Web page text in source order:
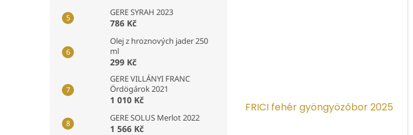
GERE SYRAH 2023
786 Kč
Olej z hroznových jader 250
ml
299 Kč
GERE VILLÁNYI FRANC
Ördögárok 2021
1 010 Kč
GERE SOLUS Merlot 2022
1 566 Kč
FRICI fehér gyöngyözőbor 2025